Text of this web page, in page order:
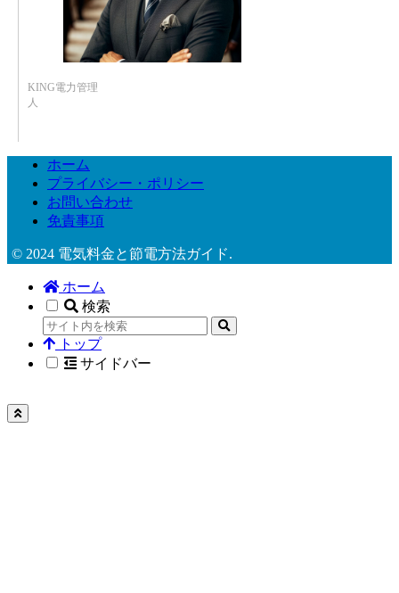
KING電力管理
人
ホーム
プライバシー・ポリシー
お問い合わせ
免責事項
© 2024 電気料金と節電方法ガイド.
ホーム
検索
トップ
サイドバー